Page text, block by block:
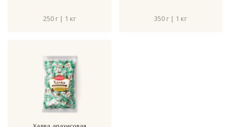
250 г | 1 кг 350 г | 1 кг